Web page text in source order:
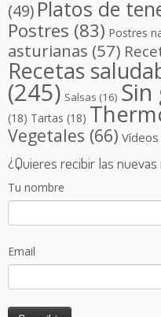
(49) Platos de
Postres (83) Postres
asturianas (57)
Recetas
(245) Salsas (16)
(18) Tartas (18)
Vegetales (66) Vídeos
¿Quieres recibir las
Tu nombre
Email